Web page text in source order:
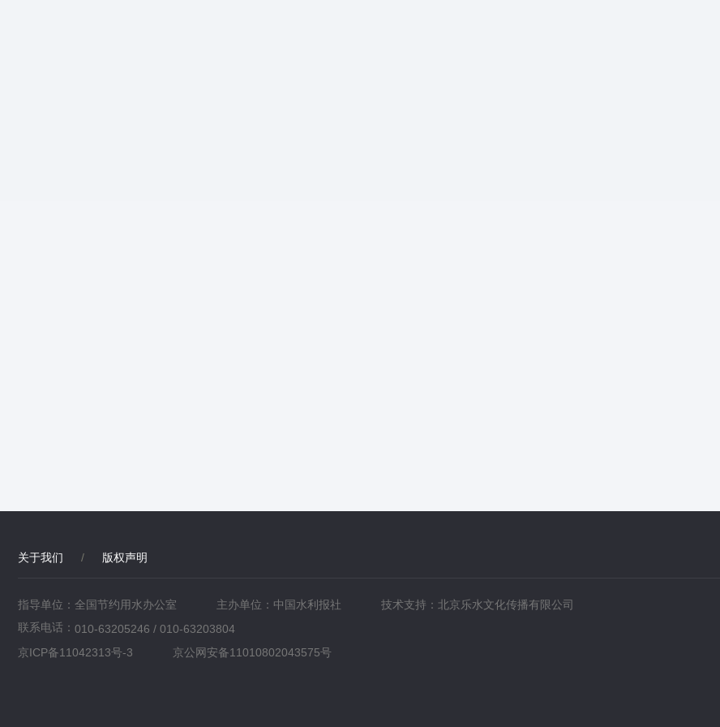
关于我们 / 版权声明
指导单位：全国节约用水办公室 主办单位：中国水利报社
技术支持：北京乐水文化传播有限公司
联系电话： 010-63205246 / 010-63203804
京ICP备11042313号-3
京公网安备11010802043575号